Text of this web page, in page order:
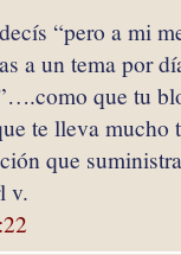
“pero a mi
a un tema por
que tu
te lleva mucho
que
v.